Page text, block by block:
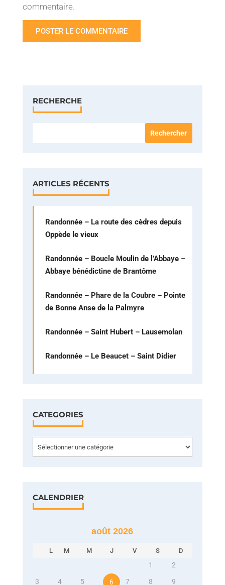
commentaire.
RECHERCHE
ARTICLES RÉCENTS
Randonnée – La route des cèdres depuis
Oppède le vieux
Randonnée – Boucle Moulin de l’Abbaye –
Abbaye bénédictine de Brantôme
Randonnée – Phare de la Coubre – Pointe
de Bonne Anse de la Palmyre
Randonnée – Saint Hubert – Lausemolan
Randonnée – Le Beaucet – Saint Didier
CATEGORIES
CALENDRIER
août 2026
L M M J V S D
1 2
3 4 5 6 7 8 9